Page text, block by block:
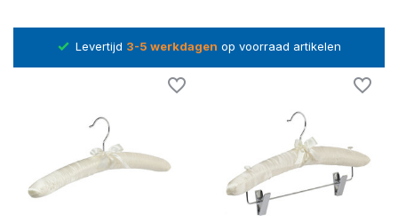
Levertijd 3-5 werkdagen op voorraad artikelen